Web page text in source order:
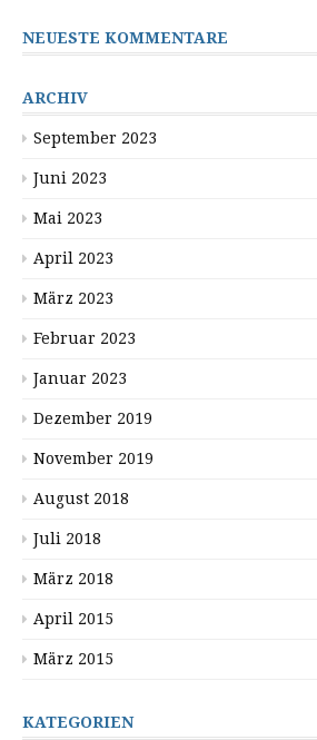
NEUESTE KOMMENTARE
ARCHIV
September 2023
Juni 2023
Mai 2023
April 2023
März 2023
Februar 2023
Januar 2023
Dezember 2019
November 2019
August 2018
Juli 2018
März 2018
April 2015
März 2015
KATEGORIEN